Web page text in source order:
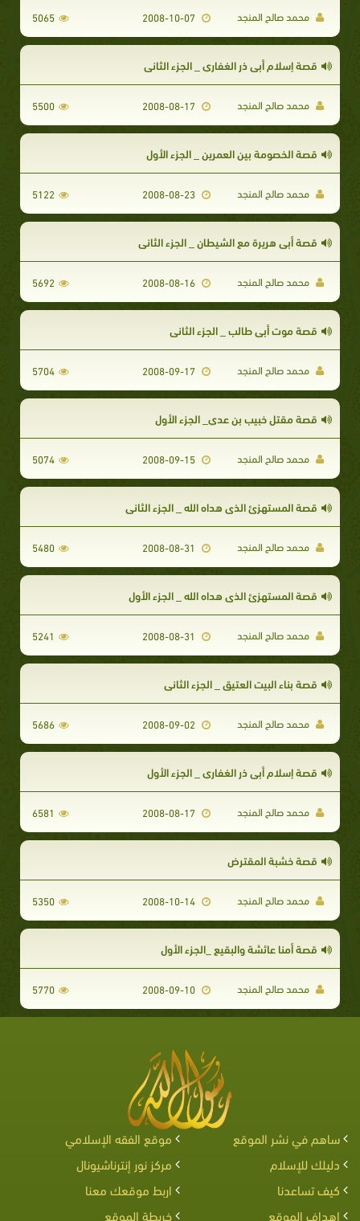
محمد صالح المنجد 5065
قصة إسلام أبي ذر الغفاري _ الجزء الثاني
محمد صالح المنجد 5500
قصة الخصومة بين العمرين _ الجزء الأول
محمد صالح المنجد 2008-08-23
5122
قصة أبي هريرة مع الشيطان _ الجزء الثاني
محمد صالح المنجد 2008-08-16
5692
قصة موت أبي طالب _ الجزء الثاني
محمد صالح المنجد 5704
قصة مقتل خبيب بن عدي_ الجزء الأول
محمد صالح المنجد 2008-09-15
5074
قصة المستهزئ الذى هداه الله _ الجزء الثاني
محمد صالح المنجد 5480
قصة المستهزئ الذى هداه الله _ الجزء الأول
محمد صالح المنجد 5241
قصة بناء البيت العتيق _ الجزء الثاني
محمد صالح المنجد 5686
قصة إسلام أبي ذر الغفاري _ الجزء الأول
محمد صالح المنجد 6581
قصة خشبة المقترض
محمد صالح المنجد 2008-10-14
5350
قصة أمنا عائشة والبقيع _الجزء الأول
محمد صالح المنجد 2008-09-10
5770
ساهم في نشر الموقع
موقع الفقه الإسلامي
دليلك للإسلام
مركز نور إنترناشيونال
كيف تساعدنا
اربط موقعك معنا
اهداف الموقع
خريطة الموقع